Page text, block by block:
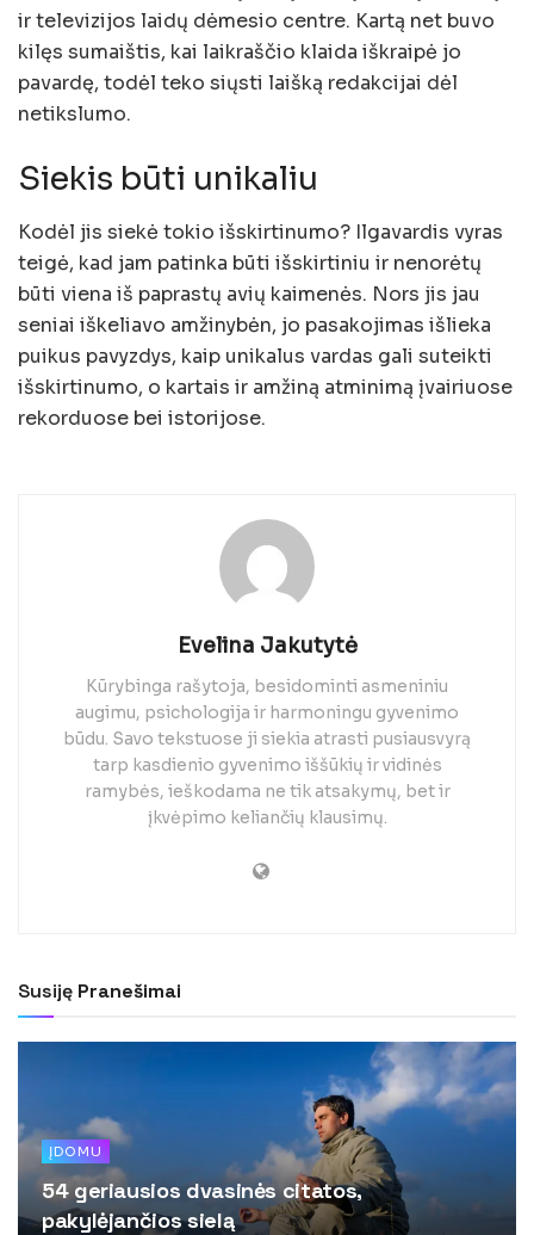
ir televizijos laidų dėmesio centre. Kartą net buvo
kilęs sumaištis, kai laikraščio klaida iškraipė jo
pavardę, todėl teko siųsti laišką redakcijai dėl
netikslumo.
Siekis būti unikaliu
Kodėl jis siekė tokio išskirtinumo? Ilgavardis vyras
teigė, kad jam patinka būti išskirtiniu ir nenorėtų
būti viena iš paprastų avių kaimenės. Nors jis jau
seniai iškeliavo amžinybėn, jo pasakojimas išlieka
puikus pavyzdys, kaip unikalus vardas gali suteikti
išskirtinumo, o kartais ir amžiną atminimą įvairiuose
rekorduose bei istorijose.
Evelina Jakutytė
Kūrybinga rašytoja, besidominti asmeniniu
augimu, psichologija ir harmoningu gyvenimo
būdu. Savo tekstuose ji siekia atrasti pusiausvyrą
tarp kasdienio gyvenimo iššūkių ir vidinės
ramybės, ieškodama ne tik atsakymų, bet ir
įkvėpimo keliančių klausimų.
Susiję Pranešimai
ĮDOMU
54 geriausios dvasinės citatos,
pakylėjančios sielą